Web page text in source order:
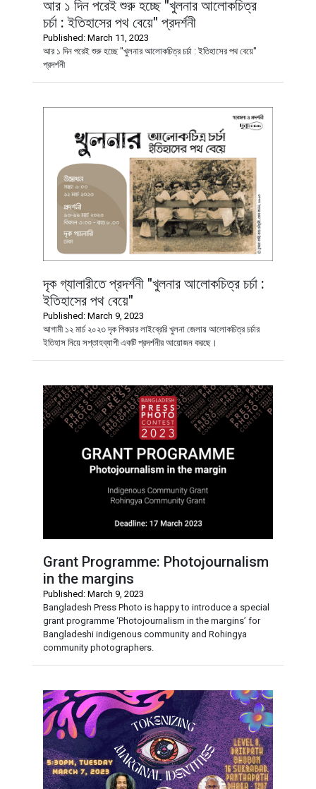
আর ১ দিন পরেই শুরু হচ্ছে "খুলনার আলোকচিত্র
চর্চা : ইতিহাসের পথ বেয়ে" প্রদর্শনী
Published: March 11, 2023
আর ১ দিন পরেই শুরু হচ্ছে "খুলনার আলোকচিত্র চর্চা : ইতিহাসের পথ বেয়ে"
প্রদর্শনী
দৃক গ্যালারীতে প্রদর্শনী "খুলনার আলোকচিত্র চর্চা :
ইতিহাসের পথ বেয়ে"
Published: March 9, 2023
আগামী ১২ মার্চ ২০২৩ দৃক পিকচার লাইব্রেরি খুলনা জেলায় আলোকচিত্র চর্চার
ইতিহাস নিয়ে সপ্তাহব্যাপী একটি প্রদর্শনীর আয়োজন করছে।
Grant Programme: Photojournalism
in the margins
Published: March 9, 2023
Bangladesh Press Photo is happy to introduce a special
grant programme ‘Photojournalism in the margins’ for
Bangladeshi indigenous community and Rohingya
community photographers.